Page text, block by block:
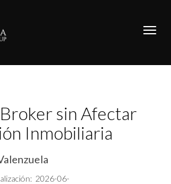
sin Afectar
Inmobiliaria
2026-06-